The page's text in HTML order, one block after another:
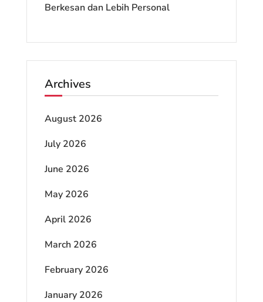
Berkesan dan Lebih Personal
Archives
August 2026
July 2026
June 2026
May 2026
April 2026
March 2026
February 2026
January 2026